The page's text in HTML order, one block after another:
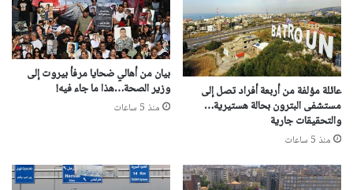
عائلة مؤلفة من أربعة أفراد تصل إلى
مستشفى البترون بحالة هستيرية…
والتحقيقات جارية
منذ 5 ساعات
بيان من أهالي ضحايا مرفأ بيروت إلى
وزير الصحة…هذا ما جاء فيه!
منذ 5 ساعات